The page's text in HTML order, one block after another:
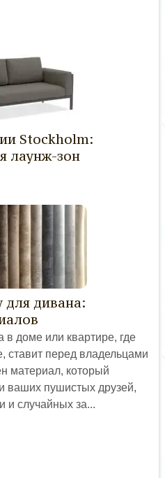
Stockholm:
лаунж-зон
для дивана:
доме или квартире, где
перед владельцами
материал, который
ваших пушистых друзей,
и случайных за...